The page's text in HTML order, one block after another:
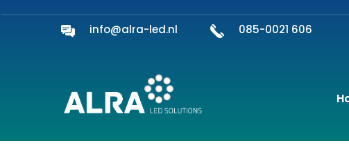
info@alra-led.nl 085-0021 606